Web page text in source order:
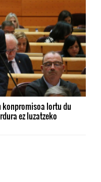
konpromisoa lortu du
ez luzatzeko